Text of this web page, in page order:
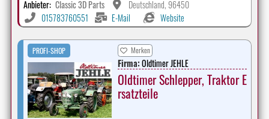
Anbieter: Classic 3D Parts
Deutschland, 96450
015783760551
E-Mail Website
PROFI-SHOP Merken
Firma:Oldtimer JEHLE
Oldtimer Schlepper, Traktor E
rsatzteile